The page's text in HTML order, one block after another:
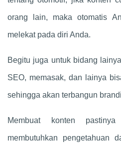
orang lain, maka otomatis
melekat pada diri Anda.
Begitu juga untuk bidang
SEO, memasak, dan lainya
sehingga akan terbangun
Membuat konten
membutuhkan pengetahuan